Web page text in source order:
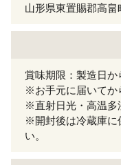
山形県東置賜郡高畠
賞味期限：製造日か
※お手元に届いてか
※直射日光・高温多
※開封後は冷蔵庫に
い。